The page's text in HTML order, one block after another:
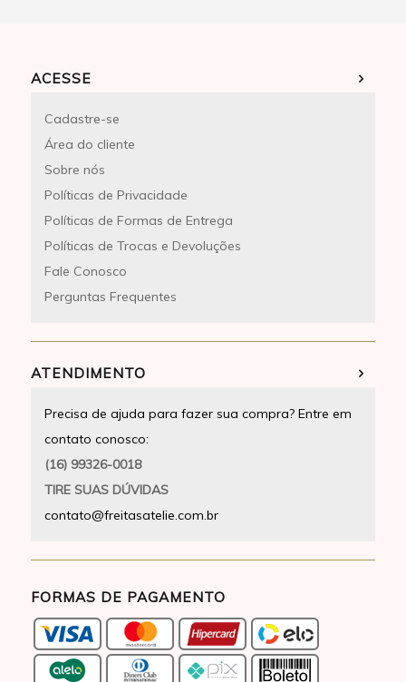
ACESSE
Cadastre-se
Área do cliente
Sobre nós
Políticas de Privacidade
Políticas de Formas de Entrega
Políticas de Trocas e Devoluções
Fale Conosco
Perguntas Frequentes
ATENDIMENTO
Precisa de ajuda para fazer sua compra? Entre em
contato conosco:
(16) 99326-0018
TIRE SUAS DÚVIDAS
contato@freitasatelie.com.br
FORMAS DE PAGAMENTO